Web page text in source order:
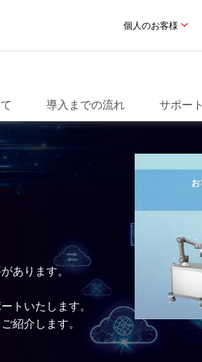
個人のお客様
テクノロジー
段取り替え作業の短縮
導入までの流れ サポート
あります。
トいたします。
紹介します。